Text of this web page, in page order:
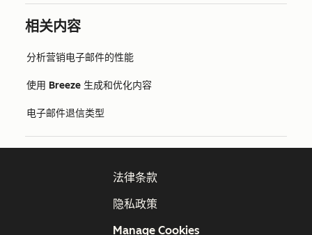
相关内容
分析营销电子邮件的性能
使用 Breeze 生成和优化内容
电子邮件退信类型
法律条款
隐私政策
Manage Cookies